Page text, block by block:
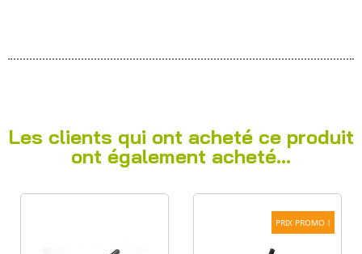
Les clients qui ont acheté ce produit
ont également acheté...
PRIX PROMO !